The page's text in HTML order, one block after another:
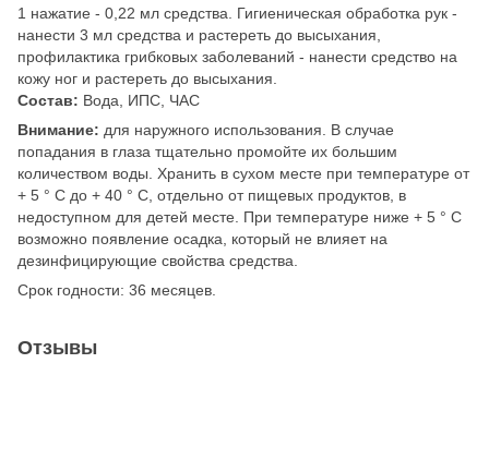
1 нажатие - 0,22 мл средства. Гигиеническая обработка рук -
нанести 3 мл средства и растереть до высыхания,
профилактика грибковых заболеваний - нанести средство на
кожу ног и растереть до высыхания.
Состав: Вода, ИПС, ЧАС
Внимание: для наружного использования. В случае
попадания в глаза тщательно промойте их большим
количеством воды. Хранить в сухом месте при температуре от
+ 5 ° С до + 40 ° С, отдельно от пищевых продуктов, в
недоступном для детей месте. При температуре ниже + 5 ° С
возможно появление осадка, который не влияет на
дезинфицирующие свойства средства.
Срок годности: 36 месяцев.
Отзывы